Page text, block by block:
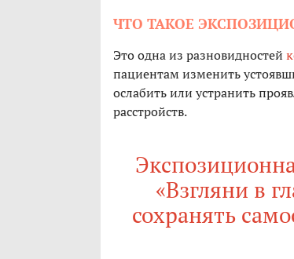
ЧТО ТАКОЕ
Это одна из разновидностей
пациентам изменить
ослабить или устранить
расстройств.
«Взгляни в
сохранять